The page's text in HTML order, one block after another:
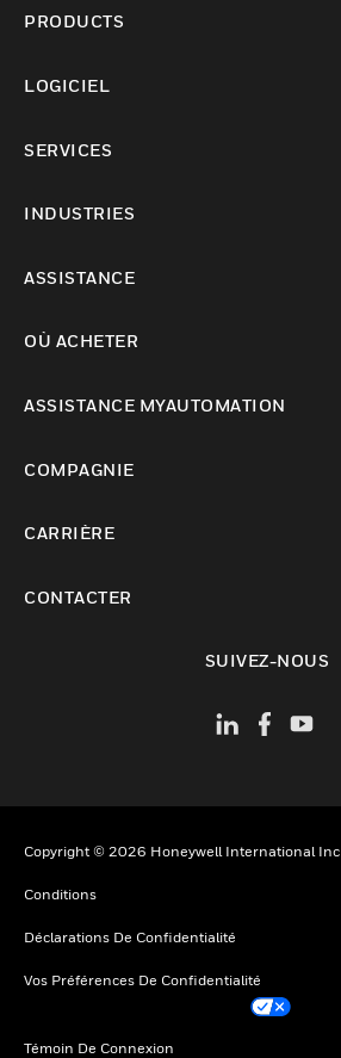
PRODUCTS
LOGICIEL
SERVICES
INDUSTRIES
ASSISTANCE
OÙ ACHETER
ASSISTANCE MYAUTOMATION
COMPAGNIE
CARRIÈRE
CONTACTER
SUIVEZ-NOUS
Copyright © 2026 Honeywell International Inc
Conditions
Déclarations De Confidentialité
Vos Préférences De Confidentialité
Témoin De Connexion